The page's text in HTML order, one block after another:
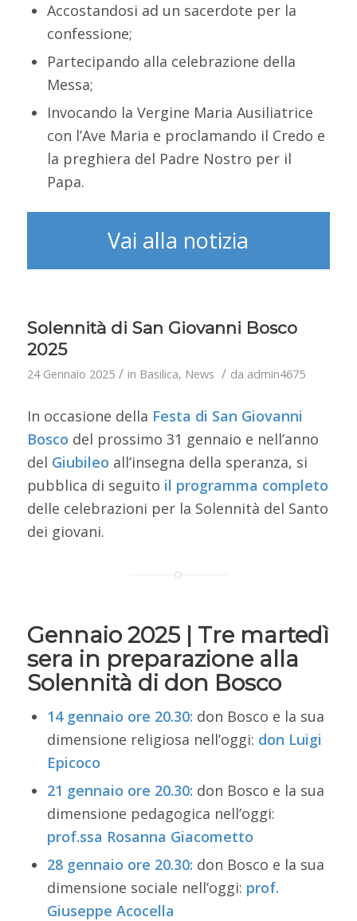
Accostandosi ad un sacerdote per la
confessione;
Partecipando alla celebrazione della
Messa;
Invocando la Vergine Maria Ausiliatrice
con l’Ave Maria e proclamando il Credo e
la preghiera del Padre Nostro per il
Papa.
Vai alla notizia
Solennità di San Giovanni Bosco
2025
24 Gennaio 2025 / in Basilica, News / da admin4675
In occasione della Festa di San Giovanni
Bosco del prossimo 31 gennaio e nell’anno
del Giubileo all’insegna della speranza, si
pubblica di seguito il programma completo
delle celebrazioni per la Solennità del Santo
dei giovani.
Gennaio 2025 | Tre martedì
sera in preparazione alla
Solennità di don Bosco
14 gennaio ore 20.30: don Bosco e la sua
dimensione religiosa nell’oggi: don Luigi
Epicoco
21 gennaio ore 20.30: don Bosco e la sua
dimensione pedagogica nell’oggi:
prof.ssa Rosanna Giacometto
28 gennaio ore 20.30: don Bosco e la sua
dimensione sociale nell’oggi: prof.
Giuseppe Acocella